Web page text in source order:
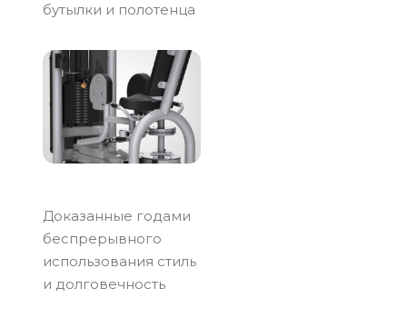
бутылки и полотенца
Доказанные годами
беспрерывного
использования стиль
и долговечность